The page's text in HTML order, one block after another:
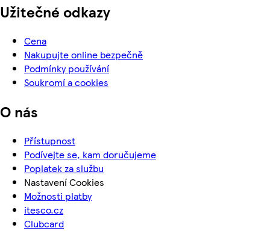
Užitečné odkazy
Cena
Nakupujte online bezpečně
Podmínky používání
Soukromí a cookies
O nás
Přístupnost
Podívejte se, kam doručujeme
Poplatek za službu
Nastavení Cookies
Možnosti platby
itesco.cz
Clubcard